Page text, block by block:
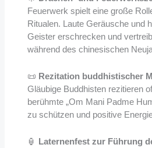
Feuerwerk spielt eine große
Ritualen. Laute Geräusche und
Geister erschrecken und
während des chinesischen
📜 Rezitation buddhistischer
Gläubige Buddhisten rezitieren
berühmte „Om Mani Padme
zu schützen und positive
🏮 Laternenfest zur Führung